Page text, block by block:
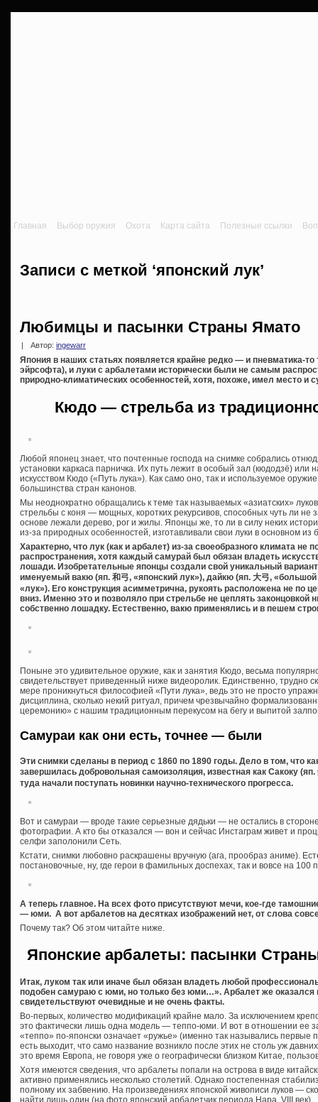
Главная Выбор оружия Охота Карта сайта Полезные ссылки
Записи с меткой ‘японский лук’
Любимцы и пасынки Страны Ямато
Автор: ingewarr
Япония в наших статьях появляется крайне редко — и пневматика-то
эйрсофта), и луки с арбалетами исторически были не самым
природно-климатических особенностей, хотя, похоже, имел место и
Кюдо — стрельба из
Любой японец знает, что почтенные господа на снимке собрались
установки каркаса парничка. Их путь лежит в особый зал (кюдодзё)
искусством Кюдо («Путь лука»). Как само оно, так и используемое
большинства стран канонов.
Мы неоднократно обращались к теме так называемых «азиатских»
стрельбы с коня — мощных, коротких рекурсивов, способных чуть ли не
основе лежали дерево, рог и жилы. Японцы же, то ли в силу неких
из-за природных особенностей, изготавливали свои луки в основном из
Характерно, что лук (как и арбалет) из-за своеобразного климата не
распространения, хотя каждый самурай был обязан владеть
лошади. Изобретательные японцы создали свой уникальный
именуемый вакю (яп. 和弓, «японский лук»), дайкю (яп. 大弓,
«лук»). Его конструкция асимметрична, рукоять расположена не по
вниз. Именно это и позволяло при стрельбе не цеплять законцовкой
собственно лошадку. Естественно, вакю применялись и в пешем
Поныне это удивительное оружие, как и занятия Кюдо, весьма
свидетельствует приведенный ниже видеоролик. Единственно, трудно
мере проникнуться философией «Пути лука», ведь это не просто
дисциплина, сколько некий ритуал, причем чрезвычайно
церемонию» с нашим традиционным перекусом на бегу и выпитой
Самураи как они есть, точнее — были
Эти снимки сделаны в период с 1860 по 1890 годы. Дело в том, что
завершилась добровольная самоизоляция, известная как Сакоку
туда начали поступать новинки научно-технического прогресса.
Вот и самураи — вроде такие серьезные дядьки — не остались в
фотографии. А кто бы отказался — вон и сейчас Инстаграм живет и
селфи заполонили Сеть.
Кстати, снимки любовно раскрашены вручную (ага, прообраз аниме).
постановочные, ну, где герои в фамильных доспехах, так и вовсе на 100
А теперь главное. На всех фото присутствуют мечи, кое-где
— юми. А вот арбалетов на десятках изображений нет, от слова
Почему так? Об этом читайте ниже.
Японские арбалеты: пасынки
Итак, луком так или иначе был обязан владеть любой
подобен самураю с юми, но только без юми…». Арбалет же оказался
свидетельствуют очевидные и не очень факты.
Во-первых, количество модификаций крайне мало. За исключением
это фактически лишь одна модель — теппо-юми. И вот в отношении ее
«теппо» по-японски означает «ружье» (именно так назывались первые
есть выходит, что само название возникло после этих не столь уж
это время Европа, не говоря уже о географически близком Китае,
Хотя имеются сведения, что арбалеты попали на острова в виде
активно применялись несколько столетий. Однако постепенная
полному их забвению. На произведениях японской живописи луков —